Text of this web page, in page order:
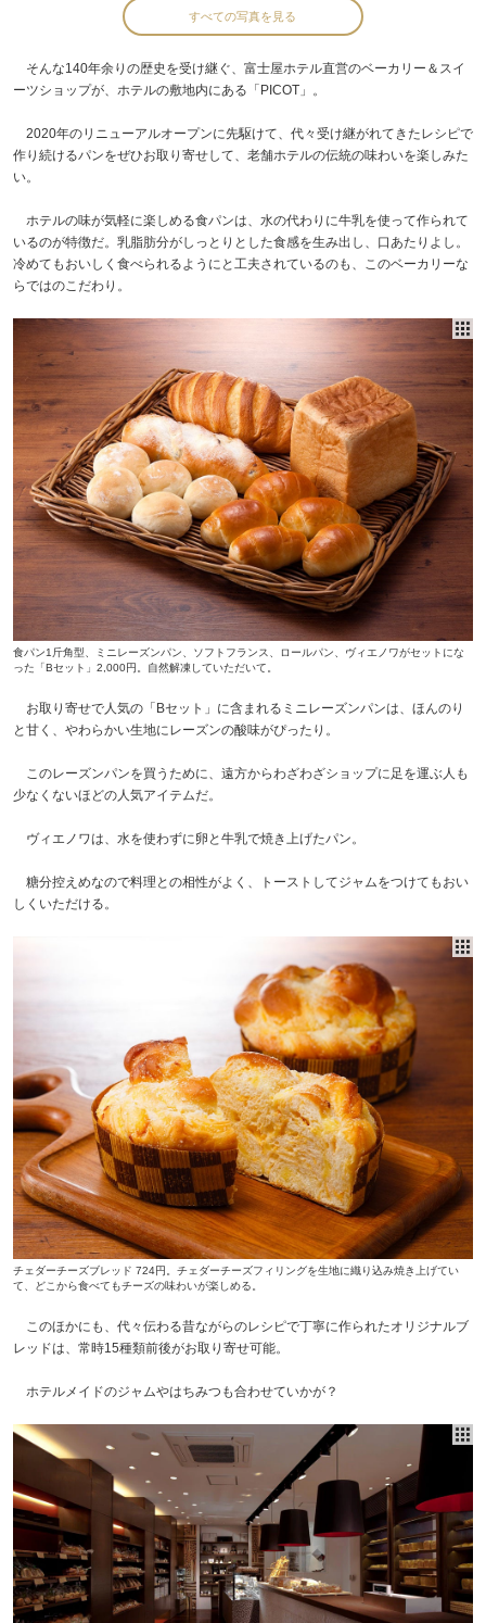
すべての写真を見る
そんな140年余りの歴史を受け継ぐ、富士屋ホテル直営のベーカリー＆スイ
ーツショップが、ホテルの敷地内にある「PICOT」。
2020年のリニューアルオープンに先駆けて、代々受け継がれてきたレシピで
作り続けるパンをぜひお取り寄せして、老舗ホテルの伝統の味わいを楽しみた
い。
ホテルの味が気軽に楽しめる食パンは、水の代わりに牛乳を使って作られて
いるのが特徴だ。乳脂肪分がしっとりとした食感を生み出し、口あたりよし。
冷めてもおいしく食べられるようにと工夫されているのも、このベーカリーな
らではのこだわり。
食パン1斤角型、ミニレーズンパン、ソフトフランス、ロールパン、ヴィエノワがセットにな
った「Bセット」2,000円。自然解凍していただいて。
お取り寄せで人気の「Bセット」に含まれるミニレーズンパンは、ほんのり
と甘く、やわらかい生地にレーズンの酸味がぴったり。
このレーズンパンを買うために、遠方からわざわざショップに足を運ぶ人も
少なくないほどの人気アイテムだ。
ヴィエノワは、水を使わずに卵と牛乳で焼き上げたパン。
糖分控えめなので料理との相性がよく、トーストしてジャムをつけてもおい
しくいただける。
チェダーチーズブレッド 724円。チェダーチーズフィリングを生地に織り込み焼き上げてい
て、どこから食べてもチーズの味わいが楽しめる。
このほかにも、代々伝わる昔ながらのレシピで丁寧に作られたオリジナルブ
レッドは、常時15種類前後がお取り寄せ可能。
ホテルメイドのジャムやはちみつも合わせていかが？